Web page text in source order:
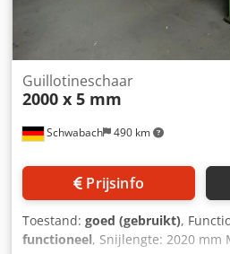
Schwabach 490 km
Guillotineschaar
2000 x 5 mm
Prijsinfo
Toestand: goed (gebruikt),
functioneel, Snijlengte: 2020 mm